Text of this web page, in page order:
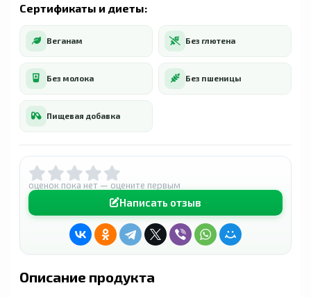
Сертификаты и диеты:
Веганам Без глютена
Без молока Без пшеницы
Пищевая добавка
оценок пока нет — оцените первым
Написать отзыв
Описание продукта